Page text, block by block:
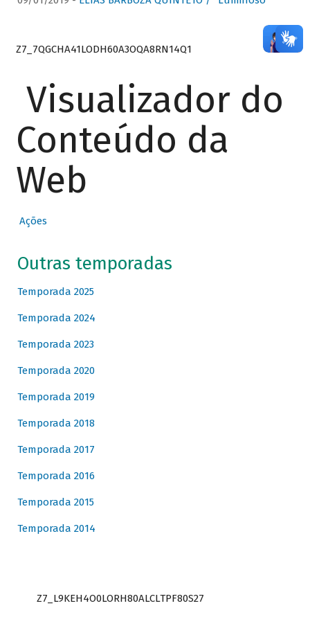
Z7_7QGCHA41LODH60A3OQA8RN14Q1
Visualizador do
Conteúdo da
Web
Ações
Outras temporadas
Temporada 2025
Temporada 2024
Temporada 2023
Temporada 2020
Temporada 2019
Temporada 2018
Temporada 2017
Temporada 2016
Temporada 2015
Temporada 2014
Z7_L9KEH4O0LORH80ALCLTPF80S27